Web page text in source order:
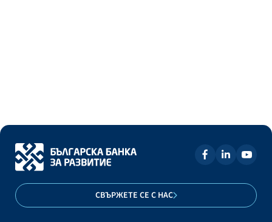
СВЪРЖЕТЕ СЕ С НАС